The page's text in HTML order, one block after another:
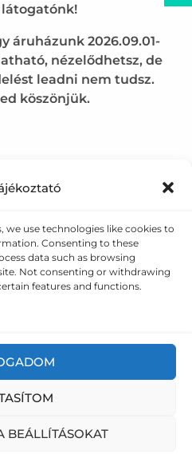
we use technologies like cookies to
Consenting to these
data such as browsing
Not consenting or withdrawing
features and functions.
BEÁLLÍTÁSOKAT
Sajnos nem
található termék...
30 358 0986
tájékoztató
látogatónk!
áruházunk 2026.09.01-
nézelődhetsz, de
leadni nem tudsz.
köszönjük.